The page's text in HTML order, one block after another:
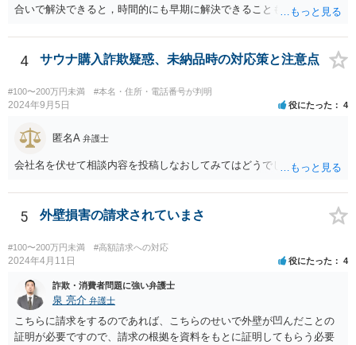
合いで解決できると，時間的にも早期に解決できることも見込めま
スもあり，その場合は裁判手続きから始めることとなるかと思われま
す。 支払督促については異議を出されると通常訴訟へ移行するため，
相手から異議が出ることが予想される場合は最初から訴訟手続きを取
った方が良いでしょう。
4 サウナ購入詐欺疑惑、未納品時の対応策と注意点
#100〜200万円未満 #本名・住所・電話番号が判明
2024年9月5日 役にたった 4
匿名A 弁護士
会社名を伏せて相談内容を投稿しなおしてみてはどうでしょうか？
5 外壁損害の請求されていまさ
#100〜200万円未満 #高額請求への対応
2024年4月11日 役にたった 4
詐欺・消費者問題に強い弁護士
泉 亮介 弁護士
こちらに請求をするのであれば、こちらのせいで外壁が凹んだことの
証明が必要ですので、請求の根拠を資料をもとに証明してもらう必要